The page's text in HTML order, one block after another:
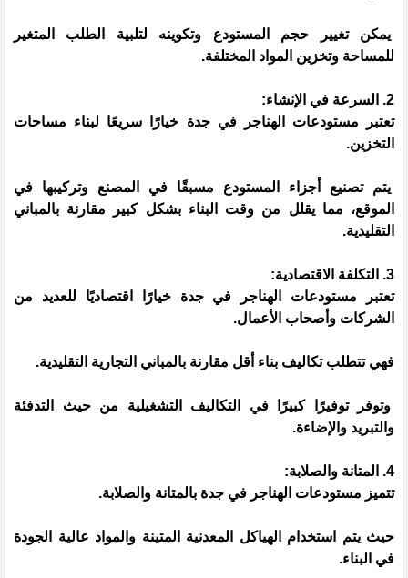
يمكن تغيير حجم المستودع وتكوينه لتلبية الطلب المتغير
للمساحة وتخزين المواد المختلفة.
2. السرعة في الإنشاء:
تعتبر مستودعات الهناجر في جدة خيارًا سريعًا لبناء مساحات
التخزين.
يتم تصنيع أجزاء المستودع مسبقًا في المصنع وتركيبها في
الموقع، مما يقلل من وقت البناء بشكل كبير مقارنة بالمباني
التقليدية.
3. التكلفة الاقتصادية:
تعتبر مستودعات الهناجر في جدة خيارًا اقتصاديًا للعديد من
الشركات وأصحاب الأعمال.
فهي تتطلب تكاليف بناء أقل مقارنة بالمباني التجارية التقليدية.
وتوفر توفيرًا كبيرًا في التكاليف التشغيلية من حيث التدفئة
والتبريد والإضاءة.
4. المتانة والصلابة:
تتميز مستودعات الهناجر في جدة بالمتانة والصلابة.
حيث يتم استخدام الهياكل المعدنية المتينة والمواد عالية الجودة
في البناء.